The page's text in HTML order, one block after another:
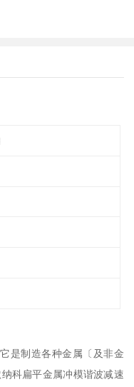
是制造各种金属〔及非金
科扁平金属冲模谐波减速